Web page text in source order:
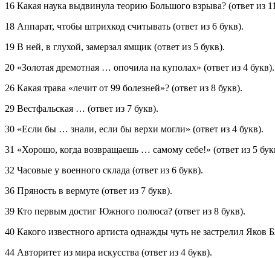
16 Какая наука выдвинула теорию Большого взрыва? (ответ из
18 Аппарат, чтобы штрихкод считывать (ответ из 6 букв).
19 В ней, в глухой, замерзал ямщик (ответ из 5 букв).
20 «Золотая дремотная … опочила на куполах» (ответ из 4 букв).
26 Какая трава «лечит от 99 болезней»? (ответ из 8 букв).
29 Вестфальская … (ответ из 7 букв).
30 «Если бы … знали, если бы верхи могли» (ответ из 4 букв).
31 «Хорошо, когда возвращаешь … самому себе!» (ответ из 5
32 Часовые у военного склада (ответ из 6 букв).
36 Пряность в вермуте (ответ из 7 букв).
39 Кто первым достиг Южного полюса? (ответ из 8 букв).
40 Какого известного артиста однажды чуть не застрелил
44 Авторитет из мира искусства (ответ из 4 букв).